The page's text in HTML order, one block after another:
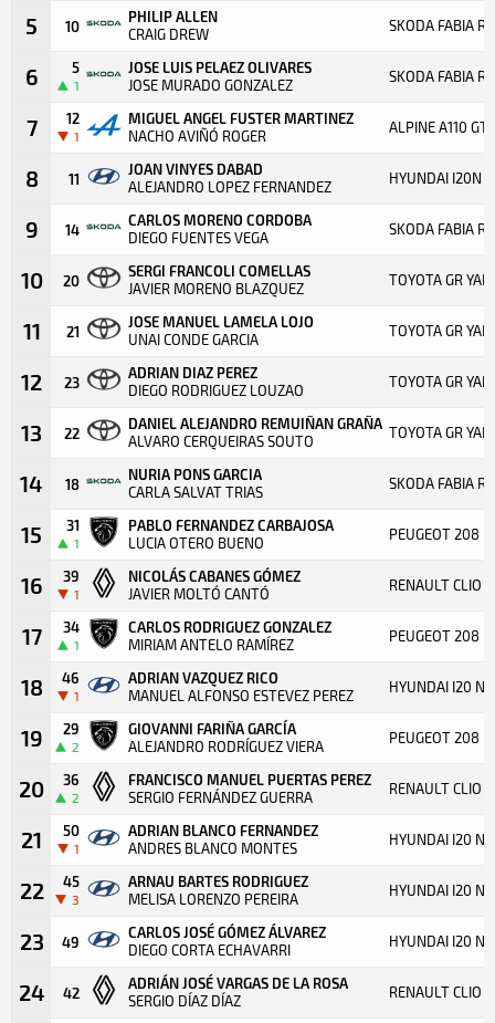
5 10
PHILIP ALLEN
CRAIG DREW SKODA FABIA
6 5
1
JOSE LUIS PELAEZ OLIVARES
JOSE MURADO GONZALEZ SKODA FABIA
7 12
1
MIGUEL ANGEL FUSTER MARTINEZ
NACHO AVIÑÓ ROGER ALPINE A110 GT+
8 11
JOAN VINYES DABAD
ALEJANDRO LOPEZ FERNANDEZ HYUNDAI I20N
9 14
CARLOS MORENO CORDOBA
DIEGO FUENTES VEGA SKODA FABIA
10 20
SERGI FRANCOLI COMELLAS
JAVIER MORENO BLAZQUEZ TOYOTA GR
11 21
JOSE MANUEL LAMELA LOJO
UNAI CONDE GARCIA TOYOTA GR
12 23
ADRIAN DIAZ PEREZ
DIEGO RODRIGUEZ LOUZAO TOYOTA GR
13 22
DANIEL ALEJANDRO REMUIÑAN GRAÑA
ALVARO CERQUEIRAS SOUTO TOYOTA GR
14 18
NURIA PONS GARCIA
CARLA SALVAT TRIAS SKODA FABIA R5
15 31
1
PABLO FERNANDEZ CARBAJOSA
LUCIA OTERO BUENO PEUGEOT 208
16 39
1
NICOLÁS CABANES GÓMEZ
JAVIER MOLTÓ CANTÓ RENAULT CLIO
17 34
1
CARLOS RODRIGUEZ GONZALEZ
MIRIAM ANTELO RAMÍREZ PEUGEOT 208
18 46
1
ADRIAN VAZQUEZ RICO
MANUEL ALFONSO ESTEVEZ PEREZ HYUNDAI I20 N
19 29
2
GIOVANNI FARIÑA GARCÍA
ALEJANDRO RODRÍGUEZ VIERA PEUGEOT 208
20 36
2
FRANCISCO MANUEL PUERTAS PEREZ
SERGIO FERNÁNDEZ GUERRA RENAULT CLIO
21 50
1
ADRIAN BLANCO FERNANDEZ
ANDRES BLANCO MONTES HYUNDAI I20 N
22 45
3
ARNAU BARTES RODRIGUEZ
MELISA LORENZO PEREIRA HYUNDAI I20 N
23 49
CARLOS JOSÉ GÓMEZ ÁLVAREZ
DIEGO CORTA ECHAVARRI HYUNDAI I20 N
24 42
ADRIÁN JOSÉ VARGAS DE LA ROSA
SERGIO DÍAZ DÍAZ RENAULT CLIO